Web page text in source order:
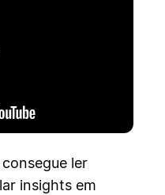
ler
insights em